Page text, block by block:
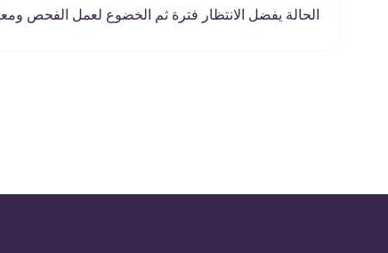
الحالة يفضل الانتظار فترة ثم الخضوع لعمل الفحص